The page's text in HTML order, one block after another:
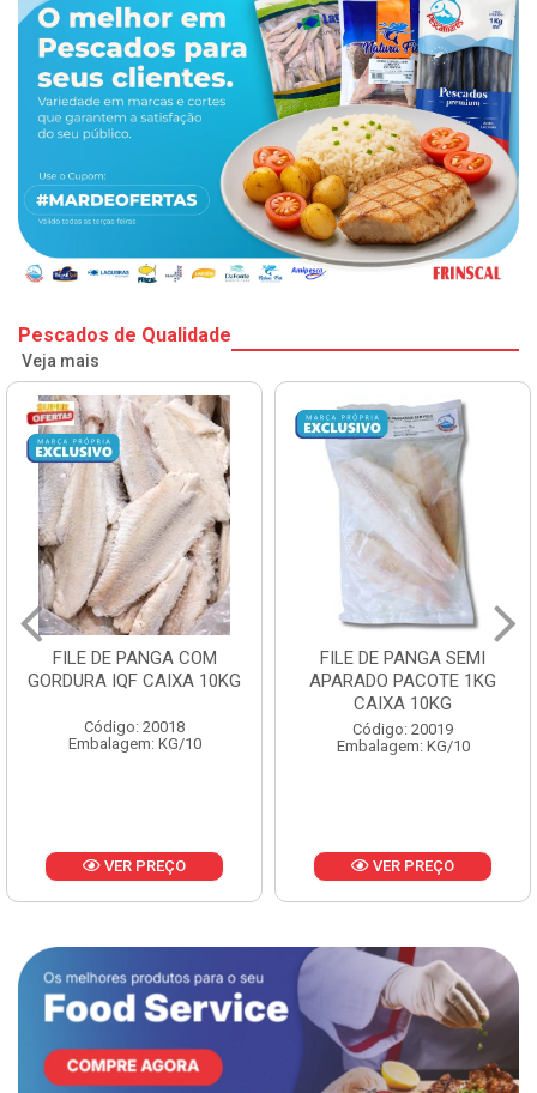
Pescados de Qualidade
Veja mais
FILE DE PANGA SEMI
APARADO PACOTE 1KG
Código: 20019
Embalagem: KG/10
VER PREÇO
POLACA DESFIADA
PESCAMARES PCT5KG
CX10KG
Código: 20161
Embalagem: KG/10
VER PREÇO